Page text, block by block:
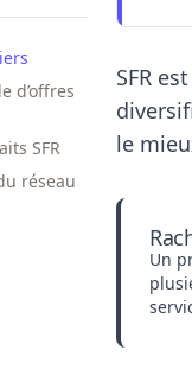
d’offres
SFR
réseau
SFRest
le
Un